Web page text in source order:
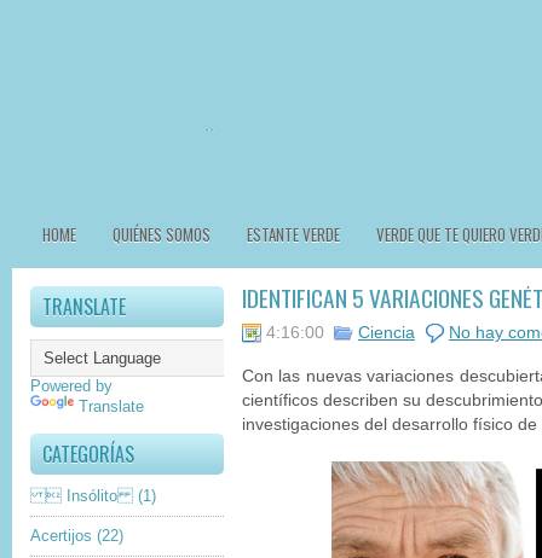
HOME QUIÉNES SOMOS ESTANTE VERDE VERDE QUE TE QUIERO
TRANSLATE
Powered by
Translate
CATEGORÍAS
 Insólito (1)
Acertijos (22)
IDENTIFICAN 5 VARIACIONES
4:16:00 Ciencia No hay
Con las nuevas variaciones
científicos describen su
investigaciones del desarrollo físico